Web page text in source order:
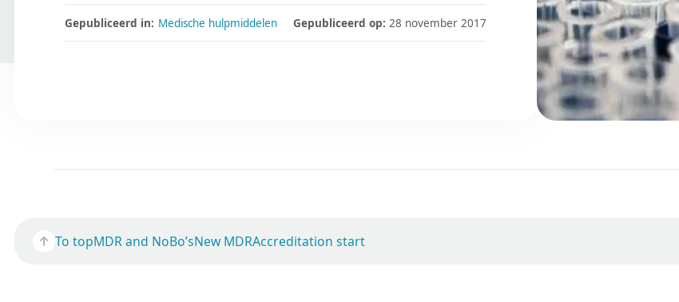
Gepubliceerd in: Medische hulpmiddelen Gepubliceerd op: 28 november 2017
To topMDR and NoBo’sNew MDRAccreditation start